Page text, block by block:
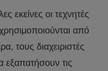
εκείνες οι τεχνητές
από
τους διαχειριστές
εξαπατήσουν τις